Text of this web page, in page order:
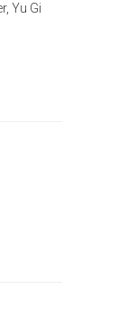
Yu Gi